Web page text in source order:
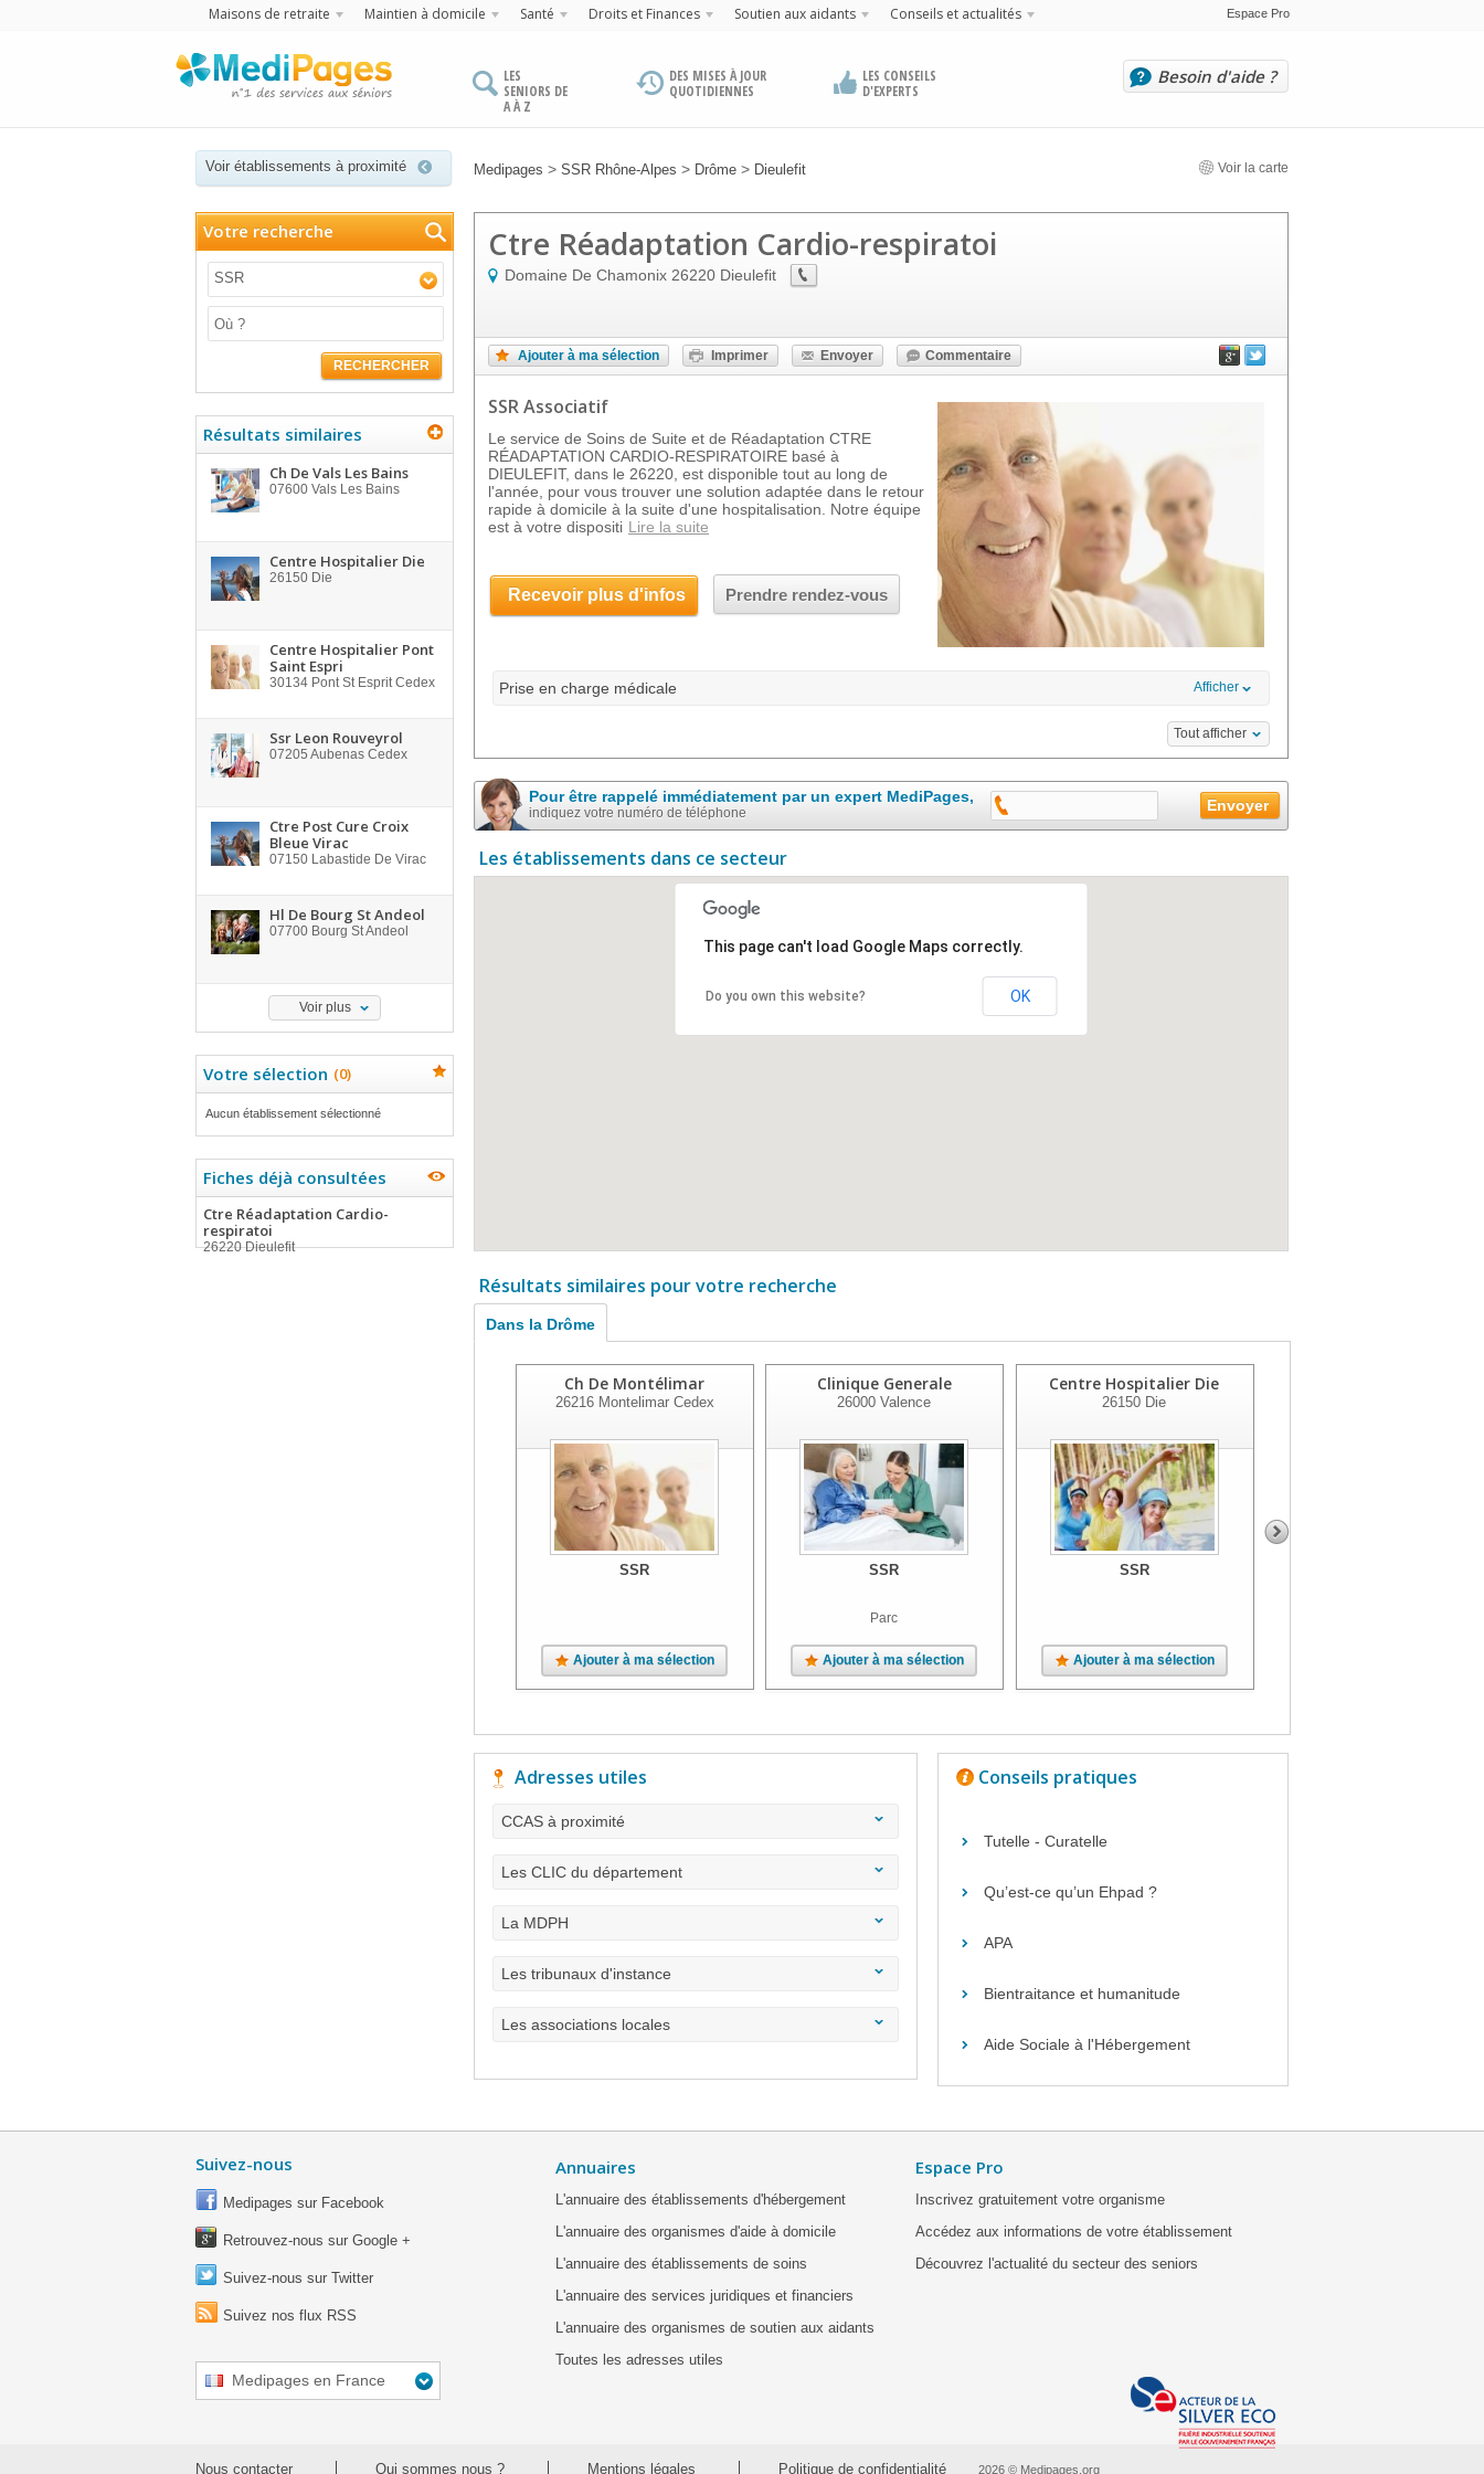
Maisons de retraite Maintien à domicile Santé Droits et Finances Soutien aux aidants Conseils et actualités Espace Pro
LES
SENIORS DE
A À Z
DES MISES À JOUR
QUOTIDIENNES
LES CONSEILS
D'EXPERTS
Besoin d'aide ?
Voir établissements à proximité Medipages > SSR Rhône-Alpes > Drôme > Dieulefit Voir la carte
Votre recherche
SSR
RECHERCHER
Résultats similaires
Ch De Vals Les Bains
07600 Vals Les Bains
Centre Hospitalier Die
26150 Die
Centre Hospitalier Pont
Saint Espri
30134 Pont St Esprit Cedex
Ssr Leon Rouveyrol
07205 Aubenas Cedex
Ctre Post Cure Croix
Bleue Virac
07150 Labastide De Virac
Hl De Bourg St Andeol
07700 Bourg St Andeol
Voir plus
Votre sélection (0)
Aucun établissement sélectionné
Fiches déjà consultées
Ctre Réadaptation Cardio-
respiratoi
26220 Dieulefit
Ctre Réadaptation Cardio-respiratoi
Domaine De Chamonix 26220 Dieulefit
Ajouter à ma sélection Imprimer Envoyer Commentaire
SSR Associatif
Le service de Soins de Suite et de Réadaptation CTRE
RÉADAPTATION CARDIO-RESPIRATOIRE basé à
DIEULEFIT, dans le 26220, est disponible tout au long de
l'année, pour vous trouver une solution adaptée dans le retour
rapide à domicile à la suite d'une hospitalisation. Notre équipe
est à votre dispositi Lire la suite
Recevoir plus d'infos Prendre rendez-vous
Prise en charge médicale Afficher
Tout afficher
Pour être rappelé immédiatement par un expert MediPages,
indiquez votre numéro de téléphone
Les établissements dans ce secteur
This page can't load Google Maps correctly.
Do you own this website? OK
Résultats similaires pour votre recherche
Dans la Drôme
Ch De Montélimar
26216Montelimar Cedex
SSR
Ajouter à ma sélection
Clinique Generale
26000 Valence
SSR
Parc
Ajouter à ma sélection
Centre Hospitalier Die
26150 Die
SSR
Ajouter à ma sélection
Adresses utiles
CCAS à proximité
Les CLIC du département
La MDPH
Les tribunaux d'instance
Les associations locales
Conseils pratiques
Tutelle - Curatelle
Qu’est-ce qu’un Ehpad ?
APA
Bientraitance et humanitude
Aide Sociale à l'Hébergement
Suivez-nous
Medipages sur Facebook
Retrouvez-nous sur Google +
Suivez-nous sur Twitter
Suivez nos flux RSS
Medipages en France
Annuaires
L'annuaire des établissements d'hébergement
L'annuaire des organismes d'aide à domicile
L'annuaire des établissements de soins
L'annuaire des services juridiques et financiers
L'annuaire des organismes de soutien aux aidants
Toutes les adresses utiles
Espace Pro
Inscrivez gratuitement votre organisme
Accédez aux informations de votre établissement
Découvrez l'actualité du secteur des seniors
Nous contacter Qui sommes nous ? Mentions légales Politique de confidentialité 2026 © Medipages.org